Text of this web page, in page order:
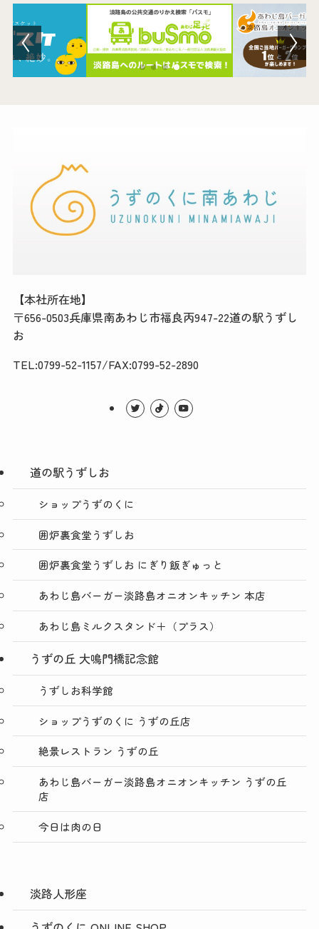
【本社所在地】
〒656-0503兵庫県南あわじ市福良丙947-22道の駅うずし
お
TEL:0799-52-1157/FAX:0799-52-2890
道の駅うずしお
ショップうずのくに
囲炉裏食堂うずしお
囲炉裏食堂うずしお にぎり飯ぎゅっと
あわじ島バーガー淡路島オニオンキッチン 本店
あわじ島ミルクスタンド＋（プラス）
うずの丘 大鳴門橋記念館
うずしお科学館
ショップうずのくに うずの丘店
絶景レストラン うずの丘
あわじ島バーガー淡路島オニオンキッチン うずの丘
店
今日は肉の日
淡路人形座